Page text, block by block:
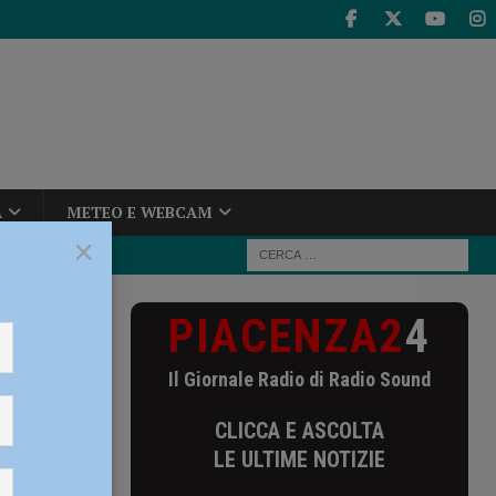
METEO E WEBCAM
PIACENZA24
Il Giornale Radio di Radio Sound
CLICCA E ASCOLTA
LE ULTIME NOTIZIE
×